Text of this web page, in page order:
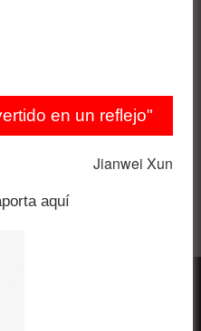
agosto 5, 2026
en un reflejo"
Jianwei Xun
aquí